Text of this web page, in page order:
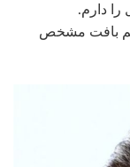
را دارم.
بافت مشخص